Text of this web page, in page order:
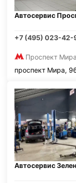
Автосервис
+7 (495) 023-42-
Проспект Мира
проспект Мира,
Автосервис